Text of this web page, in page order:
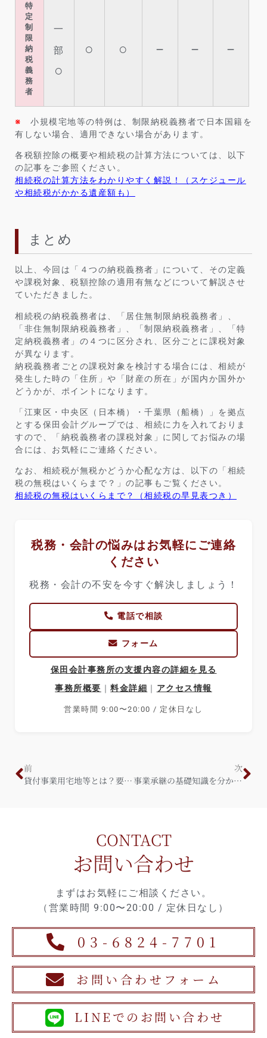
特
定
制
限
納
税
義
務
者
一
部
○
○ ○ － － －
※ 小規模宅地等の特例は、制限納税義務者で日本国籍を
有しない場合、適用できない場合があります。
各税額控除の概要や相続税の計算方法については、以下
の記事をご参照ください。
相続税の計算方法をわかりやすく解説！（スケジュール
や相続税がかかる遺産額も）
まとめ
以上、今回は「４つの納税義務者」について、その定義
や課税対象、税額控除の適用有無などについて解説させ
ていただきました。
相続税の納税義務者は、「居住無制限納税義務者」、
「非住無制限納税義務者」、「制限納税義務者」、「特
定納税義務者」の４つに区分され、区分ごとに課税対象
が異なります。
納税義務者ごとの課税対象を検討する場合には、相続が
発生した時の「住所」や「財産の所在」が国内か国外か
どうかが、ポイントになります。
「江東区・中央区（日本橋）・千葉県（船橋）」を拠点
とする保田会計グループでは、相続に力を入れておりま
すので、「納税義務者の課税対象」に関してお悩みの場
合には、お気軽にご連絡ください。
なお、相続税が無税かどうか心配な方は、以下の「相続
税の無税はいくらまで？」の記事もご覧ください。
相続税の無税はいくらまで？（相続税の早見表つき）
税務・会計の悩みはお気軽にご連絡
ください
税務・会計の不安を今すぐ解決しましょう！
電話で相談
フォーム
保田会計事務所の支援内容の詳細を見る
事務所概要 ｜料金詳細 ｜ アクセス情報
営業時間 9:00〜20:00 / 定休日なし
前
貸付事業用宅地等とは？要件などを詳しく解説！！
次
事業承継の基礎知識を分かりやすく解説！
CONTACT
お問い合わせ
まずはお気軽にご相談ください。
（営業時間 9:00〜20:00 / 定休日なし）
03-6824-7701
お問い合わせフォーム
LINEでのお問い合わせ